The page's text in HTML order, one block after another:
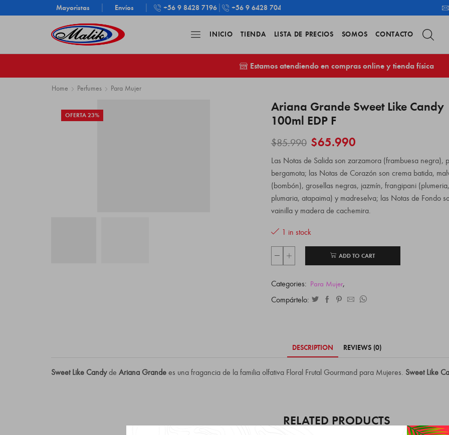
Mayoristas Envíos +56 9 8428 7196 +56 9 6428 7043
INICIO TIENDA LISTA DE PRECIOS SOMOS CONTACTO
Estamos atendiendo en compras online y tienda física
Home Perfumes Para Mujer
OFERTA 23%
Ariana Grande Sweet Like Candy
100ml EDP F
$85.990 $65.990
Las Notas de Salida son zarzamora (frambuesa negra),
bergamota; las Notas de Corazón son crema batida,
(bombón), grosellas negras, jazmín, frangipani (plumeria,
plumaria, atapaima) y madreselva; las Notas de Fondo
vainilla y madera de cachemira.
1 in stock
ADD TO CART
Categories: Para Mujer,
Compártelo:
DESCRIPTION REVIEWS (0)
Sweet Like Candyde Ariana Grande es una fragancia de la familia olfativa Floral Frutal Gourmand para Mujeres. Sweet Like
RELATED PRODUCTS